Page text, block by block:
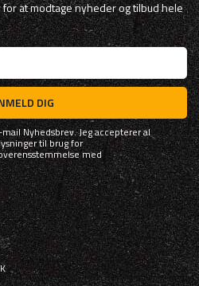
at modtage nyheder og tilbud hele
DIG
Nyhedsbrev. Jeg accepterer al
til brug for
med